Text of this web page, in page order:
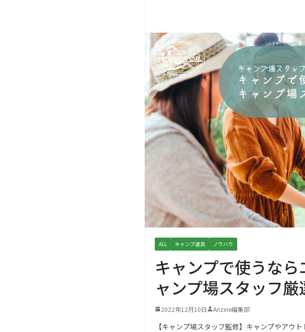
ALL キャンプ道具 ノウハウ
キャンプで使うな
ャンプ場スタッフ
2022年12月10日 Arizine編集部
【キャンプ場スタッフ監修】キャンプやアウ